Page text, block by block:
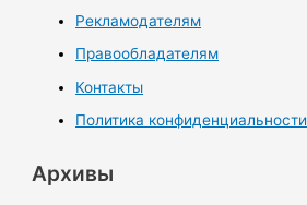
Рекламодателям
Правообладателям
Контакты
Политика конфиденциальности
Архивы